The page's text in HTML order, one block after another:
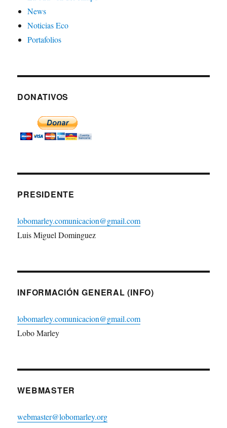
News
Noticias Eco
Portafolios
DONATIVOS
PRESIDENTE
lobomarley.comunicacion@gmail.com
Luis Miguel Dominguez
INFORMACIÓN GENERAL (INFO)
lobomarley.comunicacion@gmail.com
Lobo Marley
WEBMASTER
webmaster@lobomarley.org